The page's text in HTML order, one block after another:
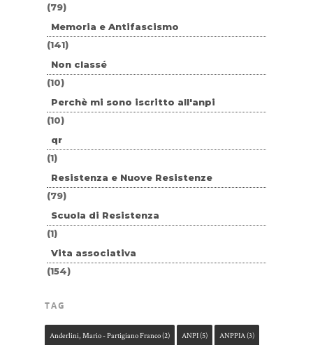
(79)
Memoria e Antifascismo
(141)
Non classé
(10)
Perchè mi sono iscritto all'anpi
(10)
qr
(1)
Resistenza e Nuove Resistenze
(79)
Scuola di Resistenza
(1)
Vita associativa
(154)
TAG
Anderlini, Mario - Partigiano Franco(2) ANPI(5) ANPPIA(3)